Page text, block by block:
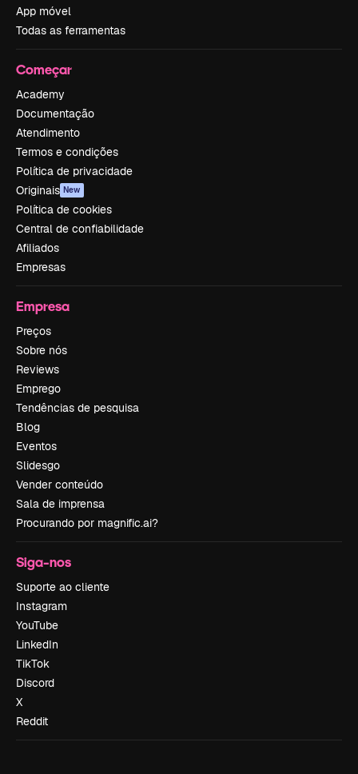
App móvel
Todas as ferramentas
Começar
Academy
Documentação
Atendimento
Termos e condições
Política de privacidade
Originais New
Política de cookies
Central de confiabilidade
Afiliados
Empresas
Empresa
Preços
Sobre nós
Reviews
Emprego
Tendências de pesquisa
Blog
Eventos
Slidesgo
Vender conteúdo
Sala de imprensa
Procurando por magnific.ai?
Siga-nos
Suporte ao cliente
Instagram
YouTube
LinkedIn
TikTok
Discord
X
Reddit